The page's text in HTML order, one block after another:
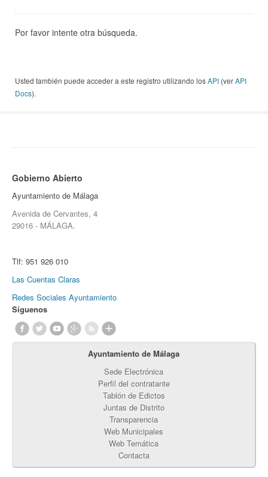
Por favor intente otra búsqueda.
Usted también puede acceder a este registro utilizando losAPI (verAPI
Docs).
Gobierno Abierto
Ayuntamiento de Málaga
Avenida de Cervantes, 4
29016 - MÁLAGA.
Tlf: 951 926 010
Las Cuentas Claras
Redes Sociales Ayuntamiento
Síguenos
Ayuntamiento de Málaga
Sede Electrónica
Perfil del contratante
Tablón de Edictos
Juntas de Distrito
Transparencia
Web Municipales
Web Temática
Contacta